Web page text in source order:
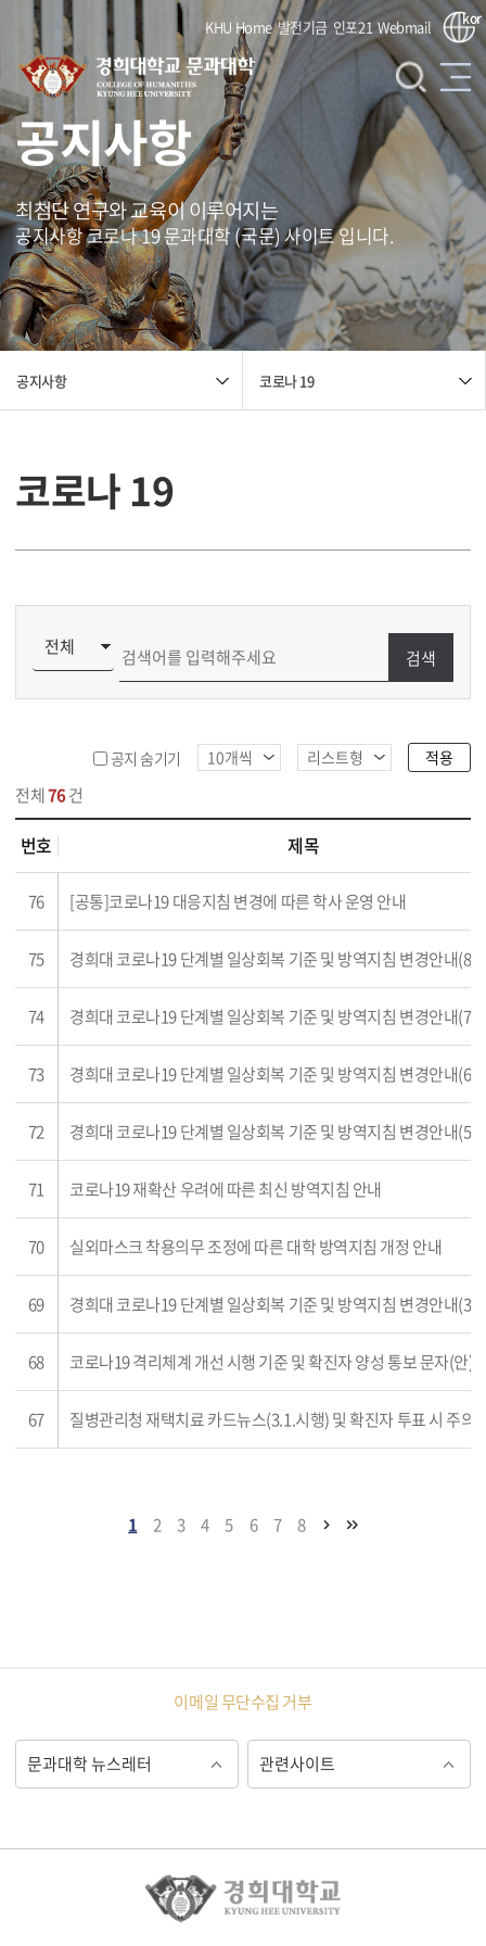
KHU Home 발전기금 인포21 Webmail kor
공지사항
최첨단 연구와 교육이 이루어지는
공지사항 코로나 19 문과대학 (국문) 사이트 입니다.
공지사항 코로나 19
코로나 19
검색
공지 숨기기 적용
전체76건
록
번호 제목
76 [공통]코로나19 대응지침 변경에 따른 학사 운영 안내
75 경희대 코로나19 단계별 일상회복 기준 및 방역지침 변경안내(8
74 경희대 코로나19 단계별 일상회복 기준 및 방역지침 변경안내(7
73 경희대 코로나19 단계별 일상회복 기준 및 방역지침 변경안내(6
72 경희대 코로나19 단계별 일상회복 기준 및 방역지침 변경안내(5
71 코로나19 재확산 우려에 따른 최신 방역지침 안내
70 실외마스크 착용의무 조정에 따른 대학 방역지침 개정 안내
69 경희대 코로나19 단계별 일상회복 기준 및 방역지침 변경안내(3
68 코로나19 격리체계 개선 시행 기준 및 확진자 양성 통보 문자(안)
67 질병관리청 재택치료 카드뉴스(3.1.시행) 및 확진자 투표 시 주의
1 2 3 4 5 6 7 8
이메일 무단수집 거부